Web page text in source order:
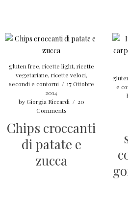
gluten free, ricette light, ricette
vegetariane, ricette veloci,
secondi e contorni / 17 Ottobre
2014
byGiorgia Riccardi / 20
Comments
Chips croccanti
di patate e
zucca
e